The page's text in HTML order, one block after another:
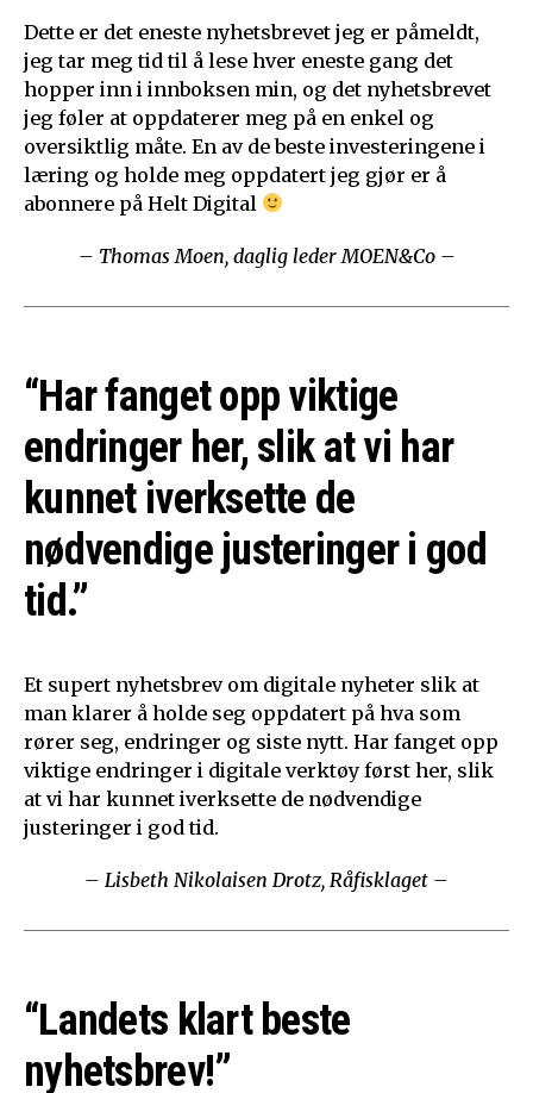
Dette er det eneste nyhetsbrevet jeg er påmeldt,
jeg tar meg tid til å lese hver eneste gang det
hopper inn i innboksen min, og det nyhetsbrevet
jeg føler at oppdaterer meg på en enkel og
oversiktlig måte. En av de beste investeringene i
læring og holde meg oppdatert jeg gjør er å
abonnere på Helt Digital
– Thomas Moen, daglig leder MOEN&Co –
“Har fanget opp viktige
endringer her, slik at vi har
kunnet iverksette de
nødvendige justeringer i god
tid.”
Et supert nyhetsbrev om digitale nyheter slik at
man klarer å holde seg oppdatert på hva som
rører seg, endringer og siste nytt. Har fanget opp
viktige endringer i digitale verktøy først her, slik
at vi har kunnet iverksette de nødvendige
justeringer i god tid.
– Lisbeth Nikolaisen Drotz, Råfisklaget –
“Landets klart beste
nyhetsbrev!”